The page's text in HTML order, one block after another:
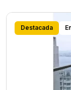
Destacada